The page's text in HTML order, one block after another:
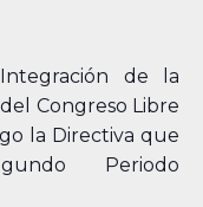
de la
Congreso Libre
la Directiva que
Periodo